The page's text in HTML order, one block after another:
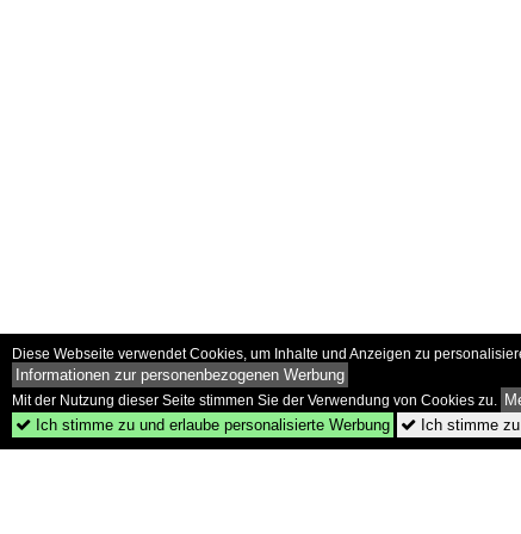
Diese Webseite verwendet Cookies, um Inhalte und Anzeigen zu
Informationen zur personenbezogenen Werbung
Mit der Nutzung dieser Seite stimmen Sie der Verwendung von Cookies zu.
 Ich stimme zu und erlaube personalisierte Werbung  Ich stimme zu